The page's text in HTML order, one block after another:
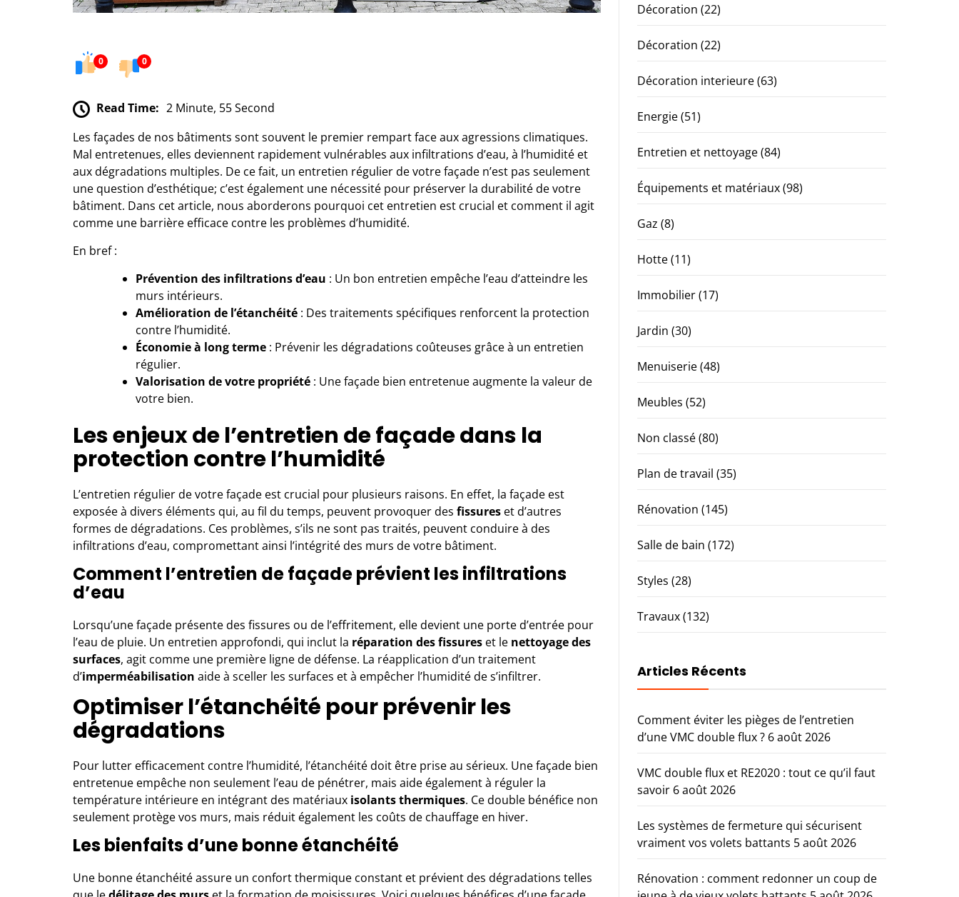
0 0
Read Time: 2 Minute, 55 Second
Les façades de nos bâtiments sont souvent le premier rempart face aux agressions climatiques.
Mal entretenues, elles deviennent rapidement vulnérables aux infiltrations d’eau, à l’humidité et
aux dégradations multiples. De ce fait, un entretien régulier de votre façade n’est pas seulement
une question d’esthétique; c’est également une nécessité pour préserver la durabilité de votre
bâtiment. Dans cet article, nous aborderons pourquoi cet entretien est crucial et comment il agit
comme une barrière efficace contre les problèmes d’humidité.
En bref :
Prévention des infiltrations d’eau : Un bon entretien empêche l’eau d’atteindre les
murs intérieurs.
Amélioration de l’étanchéité : Des traitements spécifiques renforcent la protection
contre l’humidité.
Économie à long terme : Prévenir les dégradations coûteuses grâce à un entretien
régulier.
Valorisation de votre propriété : Une façade bien entretenue augmente la valeur de
votre bien.
Les enjeux de l’entretien de façade dans la
protection contre l’humidité
L’entretien régulier de votre façade est crucial pour plusieurs raisons. En effet, la façade est
exposée à divers éléments qui, au fil du temps, peuvent provoquer des fissures et d’autres
formes de dégradations. Ces problèmes, s’ils ne sont pas traités, peuvent conduire à des
infiltrations d’eau, compromettant ainsi l’intégrité des murs de votre bâtiment.
Comment l’entretien de façade prévient les infiltrations
d’eau
Lorsqu’une façade présente des fissures ou de l’effritement, elle devient une porte d’entrée pour
l’eau de pluie. Un entretien approfondi, qui inclut la réparation des fissures et le nettoyage des
surfaces, agit comme une première ligne de défense. La réapplication d’un traitement
d’imperméabilisation aide à sceller les surfaces et à empêcher l’humidité de s’infiltrer.
Optimiser l’étanchéité pour prévenir les
dégradations
Pour lutter efficacement contre l’humidité, l’étanchéité doit être prise au sérieux. Une façade bien
entretenue empêche non seulement l’eau de pénétrer, mais aide également à réguler la
température intérieure en intégrant des matériaux isolants thermiques. Ce double bénéfice non
seulement protège vos murs, mais réduit également les coûts de chauffage en hiver.
Les bienfaits d’une bonne étanchéité
Une bonne étanchéité assure un confort thermique constant et prévient des dégradations telles
Décoration (22)
Décoration (22)
Décoration interieure(63)
Energie(51)
Entretien et nettoyage(84)
Équipements et matériaux(98)
Gaz (8)
Hotte(11)
Immobilier(17)
Jardin (30)
Menuiserie(48)
Meubles (52)
Non classé(80)
Plan de travail (35)
Rénovation (145)
Salle de bain (172)
Styles (28)
Travaux(132)
Articles Récents
Comment éviter les pièges de l’entretien
d’une VMC double flux ? 6 août 2026
VMC double flux et RE2020 : tout ce qu’il faut
savoir 6 août 2026
Les systèmes de fermeture qui sécurisent
vraiment vos volets battants 5 août 2026
Rénovation : comment redonner un coup de